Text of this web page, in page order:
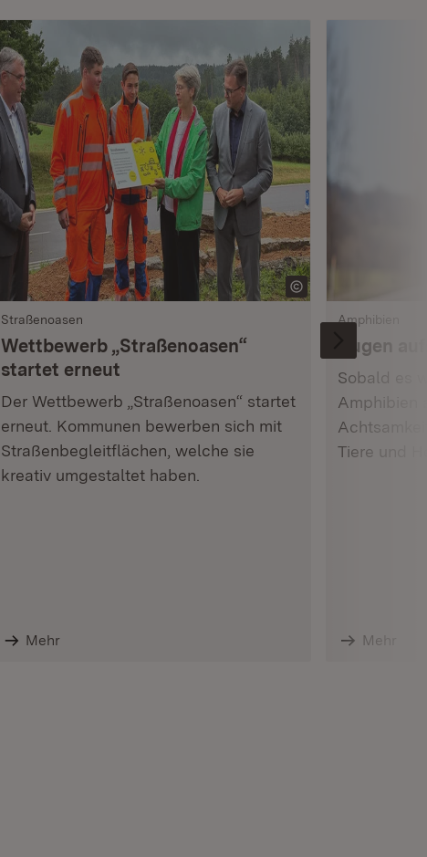
Straßenoasen
Wettbewerb „Straßenoasen“
startet erneut
Der Wettbewerb „Straßenoasen“ startet
erneut. Kommunen bewerben sich mit
Straßenbegleitflächen, welche sie
kreativ umgestaltet haben.
Mehr
Amphibien
Augen
Sobald es
Amphibien
Tiere und
Mehr